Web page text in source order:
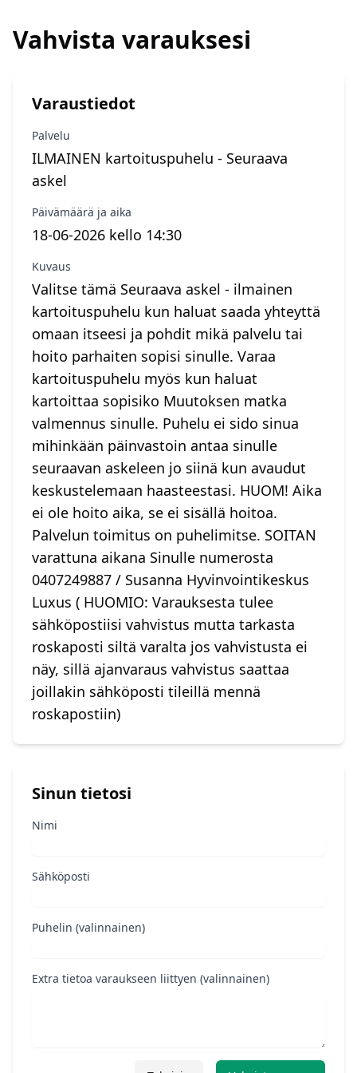
Vahvista varauksesi
Varaustiedot
Palvelu
ILMAINEN kartoituspuhelu - Seuraava
askel
Päivämäärä ja aika
18-06-2026 kello 14:30
Kuvaus
Valitse tämä Seuraava askel - ilmainen
kartoituspuhelu kun haluat saada yhteyttä
omaan itseesi ja pohdit mikä palvelu tai
hoito parhaiten sopisi sinulle. Varaa
kartoituspuhelu myös kun haluat
kartoittaa sopisiko Muutoksen matka
valmennus sinulle. Puhelu ei sido sinua
mihinkään päinvastoin antaa sinulle
seuraavan askeleen jo siinä kun avaudut
keskustelemaan haasteestasi. HUOM! Aika
ei ole hoito aika, se ei sisällä hoitoa.
Palvelun toimitus on puhelimitse. SOITAN
varattuna aikana Sinulle numerosta
0407249887 / Susanna Hyvinvointikeskus
Luxus ( HUOMIO: Varauksesta tulee
sähköpostiisi vahvistus mutta tarkasta
roskaposti siltä varalta jos vahvistusta ei
näy, sillä ajanvaraus vahvistus saattaa
joillakin sähköposti tileillä mennä
roskapostiin)
Sinun tietosi
Nimi
Sähköposti
Puhelin (valinnainen)
Extra tietoa varaukseen liittyen (valinnainen)